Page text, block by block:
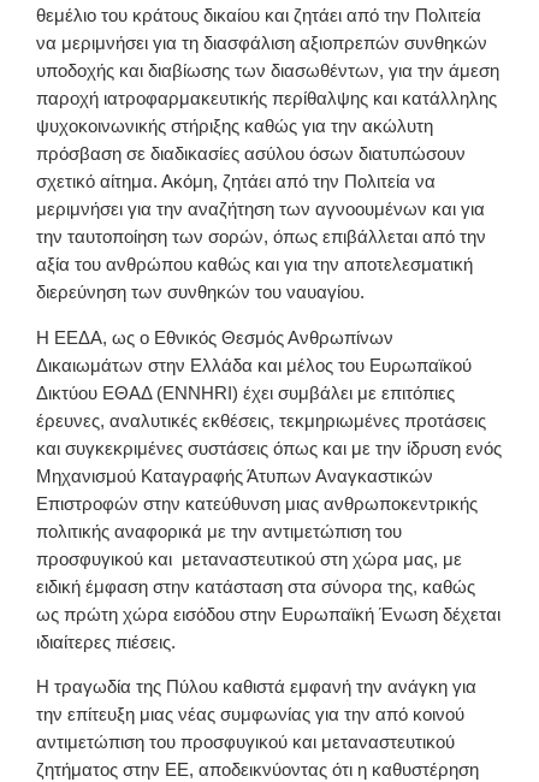
θεμέλιο του κράτους δικαίου και ζητάει από την Πολιτεία
να μεριμνήσει για τη διασφάλιση αξιοπρεπών συνθηκών
υποδοχής και διαβίωσης των διασωθέντων, για την άμεση
παροχή ιατροφαρμακευτικής περίθαλψης και κατάλληλης
ψυχοκοινωνικής στήριξης καθώς για την ακώλυτη
πρόσβαση σε διαδικασίες ασύλου όσων διατυπώσουν
σχετικό αίτημα. Ακόμη, ζητάει από την Πολιτεία να
μεριμνήσει για την αναζήτηση των αγνοουμένων και για
την ταυτοποίηση των σορών, όπως επιβάλλεται από την
αξία του ανθρώπου καθώς και για την αποτελεσματική
διερεύνηση των συνθηκών του ναυαγίου.
Η ΕΕΔΑ, ως ο Εθνικός Θεσμός Ανθρωπίνων
Δικαιωμάτων στην Ελλάδα και μέλος του Ευρωπαϊκού
Δικτύου ΕΘΑΔ (ENNHRI) έχει συμβάλει με επιτόπιες
έρευνες, αναλυτικές εκθέσεις, τεκμηριωμένες προτάσεις
και συγκεκριμένες συστάσεις όπως και με την ίδρυση ενός
Μηχανισμού Καταγραφής Άτυπων Αναγκαστικών
Επιστροφών στην κατεύθυνση μιας ανθρωποκεντρικής
πολιτικής αναφορικά με την αντιμετώπιση του
προσφυγικού και μεταναστευτικού στη χώρα μας, με
ειδική έμφαση στην κατάσταση στα σύνορα της, καθώς
ως πρώτη χώρα εισόδου στην Ευρωπαϊκή Ένωση δέχεται
ιδιαίτερες πιέσεις.
Η τραγωδία της Πύλου καθιστά εμφανή την ανάγκη για
την επίτευξη μιας νέας συμφωνίας για την από κοινού
αντιμετώπιση του προσφυγικού και μεταναστευτικού
ζητήματος στην ΕΕ, αποδεικνύοντας ότι η καθυστέρηση